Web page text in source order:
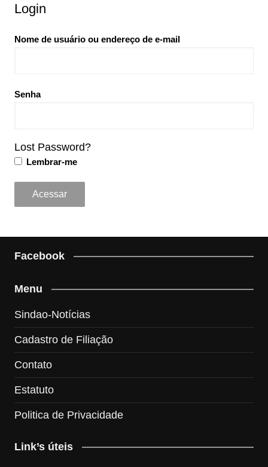
Login
Nome de usuário ou endereço de e-mail
Senha
Lost Password?
Lembrar-me
Facebook
Menu
Sindao-Notícias
Cadastro de Filiação
Contato
Estatuto
Politica de Privacidade
Link’s úteis